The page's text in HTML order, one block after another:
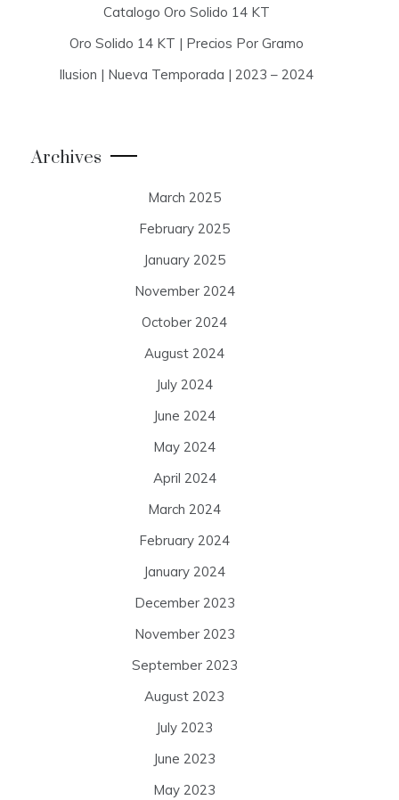
Catalogo Oro Solido 14 KT
Oro Solido 14 KT | Precios Por Gramo
Ilusion | Nueva Temporada | 2023 – 2024
Archives
March 2025
February 2025
January 2025
November 2024
October 2024
August 2024
July 2024
June 2024
May 2024
April 2024
March 2024
February 2024
January 2024
December 2023
November 2023
September 2023
August 2023
July 2023
June 2023
May 2023